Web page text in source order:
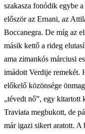
szakasza fonódik egybe
először az Ernani, az
Boccanegra. De míg az
másik kettő a rideg
ama zimankós márciusi
imádott Verdije remekét.
előkelő közönsége
„tévedt nő”, egy kitartott
Traviata megbukott, de
már igazi sikert aratott. A